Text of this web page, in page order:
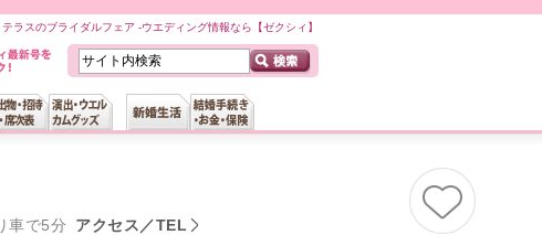
ラスのブライダルフェア -ウエディング情報なら【ゼクシィ】
車で5分 アクセス／TEL